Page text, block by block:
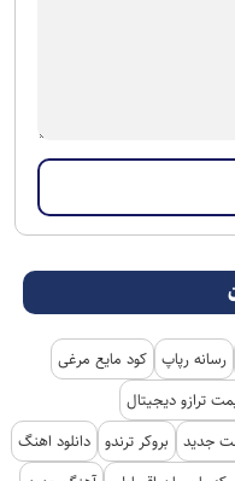
رسانه رپاپ کود مایع مرغی
جدید
دانلود اهنگ
پارسیان اقساطی آهنگ جدید
دوو شیرازی رنت کمپینگ
غذای سازمانی خرید کارت پستال
تبلیغات در گوگل